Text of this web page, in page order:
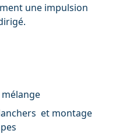
une impulsion
et montage